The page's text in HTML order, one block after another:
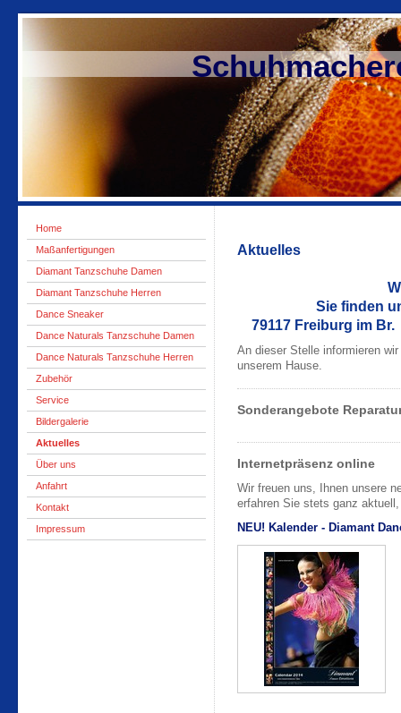
Schuhmacherei
Home
Maßanfertigungen
Diamant Tanzschuhe Damen
Diamant Tanzschuhe Herren
Dance Sneaker
Dance Naturals Tanzschuhe Damen
Dance Naturals Tanzschuhe Herren
Zubehör
Service
Bildergalerie
Aktuelles
Über uns
Anfahrt
Kontakt
Impressum
Wir
Sie finden uns in
79117 Freiburg im Br.
An dieser Stelle informieren
unserem Hause.
Sonderangebote
Internetpräsenz online
Wir freuen uns, Ihnen unsere
erfahren Sie stets ganz
NEU! Kalender - Diamant